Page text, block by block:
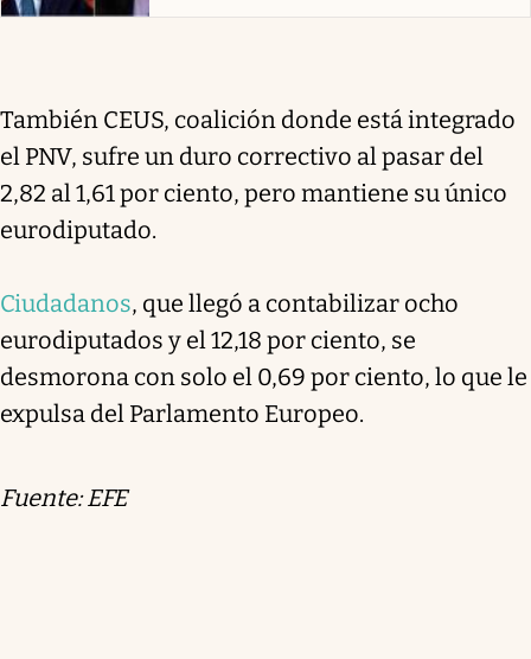
También CEUS, coalición donde está integrado
el PNV, sufre un duro correctivo al pasar del
2,82 al 1,61 por ciento, pero mantiene su único
eurodiputado.
Ciudadanos, que llegó a contabilizar ocho
eurodiputados y el 12,18 por ciento, se
desmorona con solo el 0,69 por ciento, lo que le
expulsa del Parlamento Europeo.
Fuente: EFE